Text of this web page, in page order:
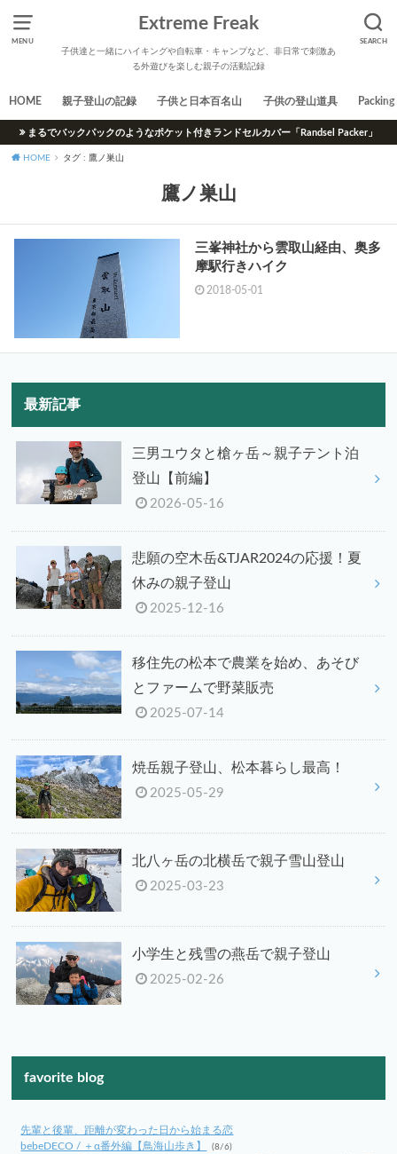
MENU SEARCH
Extreme Freak
子供達と一緒にハイキングや自転車・キャンプなど、非日常で刺激あ
る外遊びを楽しむ親子の活動記録
HOME 親子登山の記録 子供と日本百名山 子供の登山道具 Packing
まるでバックパックのようなポケット付きランドセルカバー「Randsel Packer」
HOME タグ : 鷹ノ巣山
鷹ノ巣山
三峯神社から雲取山経由、奥多
摩駅行きハイク
2018-05-01
最新記事
三男ユウタと槍ヶ岳～親子テント泊
登山【前編】
2026-05-16
悲願の空木岳&TJAR2024の応援！夏
休みの親子登山
2025-12-16
移住先の松本で農業を始め、あそび
とファームで野菜販売
2025-07-14
焼岳親子登山、松本暮らし最高！
2025-05-29
北八ヶ岳の北横岳で親子雪山登山
2025-03-23
小学生と残雪の燕岳で親子登山
2025-02-26
favorite blog
先輩と後輩、距離が変わった日から始まる恋
bebeDECO / ＋α番外編【鳥海山歩き】
(8/6)